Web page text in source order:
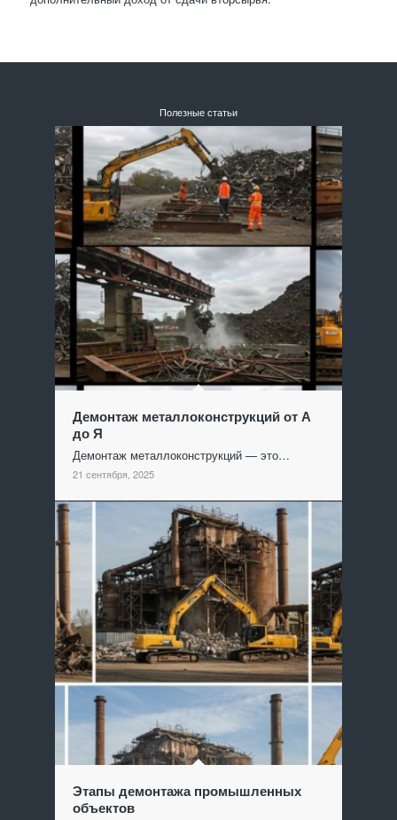
Полезные статьи
Демонтаж металлоконструкций от А
до Я
Демонтаж металлоконструкций — это…
21 сентября, 2025
Этапы демонтажа промышленных
объектов